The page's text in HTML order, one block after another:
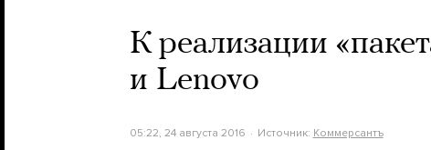
К реализации
и Lenovo
05:22, 24 августа 2016 Источник: Коммерсантъ